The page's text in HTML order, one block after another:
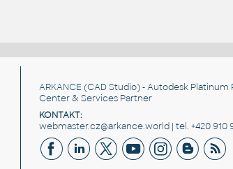
ARKANCE (CAD Studio) - Autodesk Platinum
Center & Services Partner
KONTAKT:
webmaster.cz@arkance.world | tel. +420 910